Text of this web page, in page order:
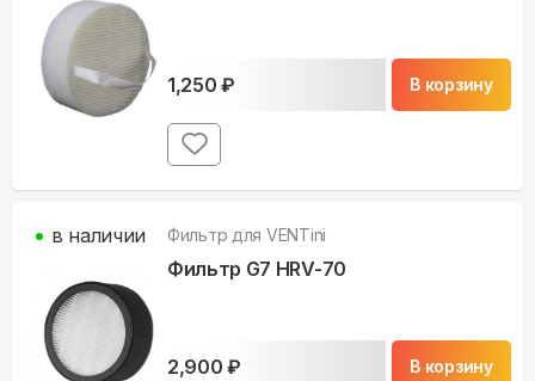
1,250 ₽ В корзину
Фильтр для VENTini
Фильтр G7 HRV-70
2,900 ₽ В корзину
в наличии